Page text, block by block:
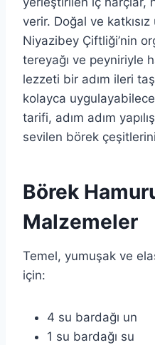
verir. Doğal ve
Niyazibey Çiftliği’nin
tereyağı ve peyniriyle
lezzeti bir adım ileri
kolayca
tarifi, adım adım
sevilen börek
Börek
Malzemeler
Temel, yumuşak ve
için:
4 su bardağı un
1 su bardağı su